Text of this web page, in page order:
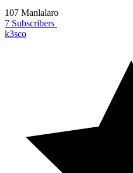
107 Manlalaro
7 Subscribers
k3sco